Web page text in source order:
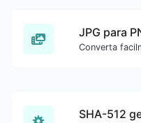
JPG para
SHA-512